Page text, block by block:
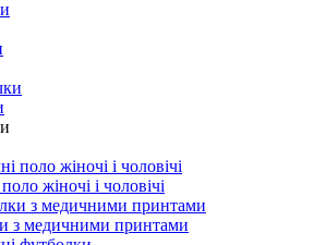
жіночі і чоловічі
з медичними принтами